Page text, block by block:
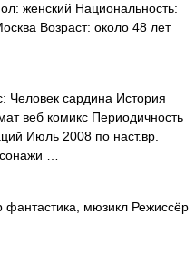
женский Национальность:
Возраст: около 48 лет
Человек сардина История
веб комикс Периодичность
Июль 2008 по наст.вр.
…
мюзикл Режиссёр